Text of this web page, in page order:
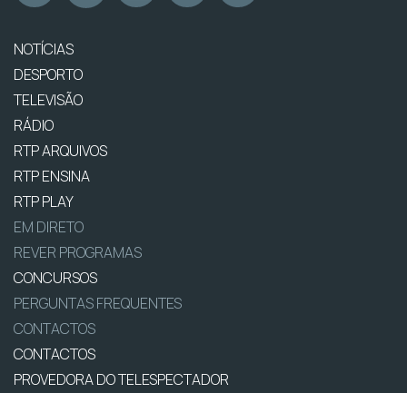
NOTÍCIAS
DESPORTO
TELEVISÃO
RÁDIO
RTP ARQUIVOS
RTP ENSINA
RTP PLAY
EM DIRETO
REVER PROGRAMAS
CONCURSOS
PERGUNTAS FREQUENTES
CONTACTOS
CONTACTOS
PROVEDORA DO TELESPECTADOR